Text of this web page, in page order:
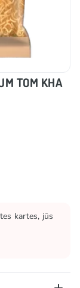
TOM KHA
kartes, jūs